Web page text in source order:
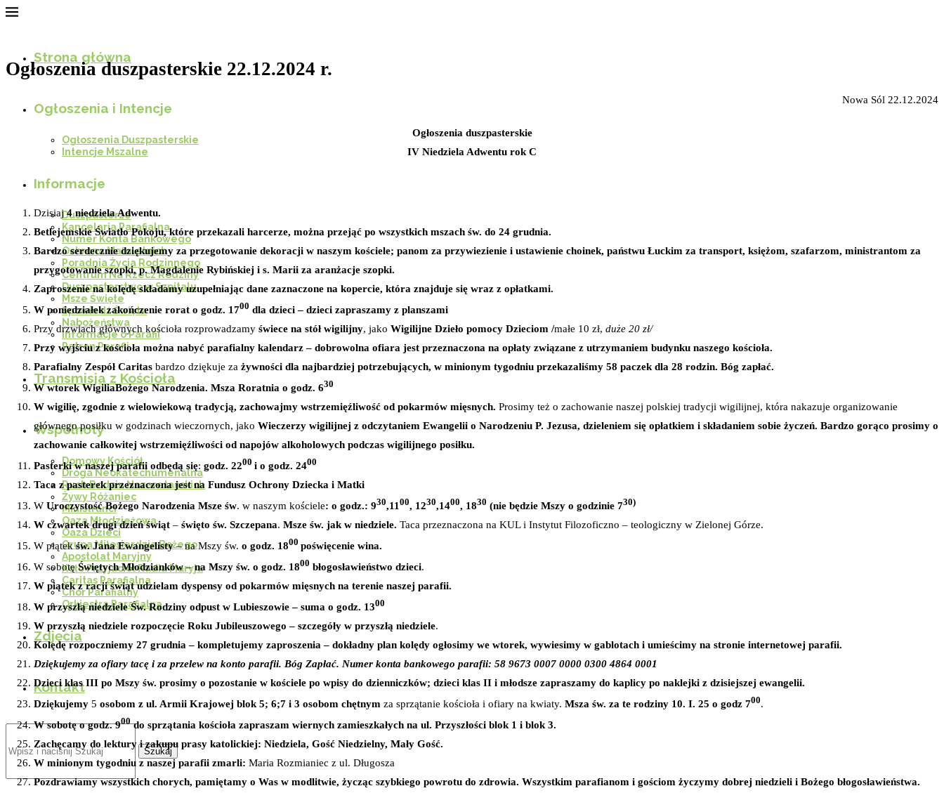
Strona główna
Ogłoszenia i Intencje
Ogłoszenia Duszpasterskie
Intencje Mszalne
Informacje
Duszpasterze
Kancelaria Parafialna
Numer Konta Bankowego
Ochrona Małoletnich
Poradnia Życia Rodzinnego
Centrum Na Rzecz Rodziny
Duszpasterstwo w Szpitalu
Msze Święte
Spowiedź Święta
Nabożeństwa
Informacje o Parafii
Patron Parafii
Transmisja z Kościoła
Wspólnoty
Domowy Kościół
Droga Neokatechumenalna
Ruch Rodzin Nazaretańskich
Żywy Różaniec
Ministranci
Oaza Młodzieżowa
Oaza Dzieci
Grupa Miłosierdzia Bożego
Apostolat Maryjny
Koło Przyjaciół Radia Maryja
Caritas Parafialna
Chór Parafialny
Orkiestra Parafialna
Zdjęcia
Kontakt
Szukaj
Ogłoszenia duszpasterskie 22.12.2024 r.
Nowa Sól 22.12.2024
Ogłoszenia duszpasterskie
IV Niedziela Adwentu rok C
Dzisiaj4 niedziela Adwentu.
Betlejemskie Światło Pokoju, które przekazali harcerze, można przejąć po wszystkich mszach św. do 24 grudnia.
Bardzo serdecznie dziękujemy za przegotowanie dekoracji w naszym kościele; panom za przywiezienie i ustawienie choinek, państwu Łuckim za transport, księżom, szafarzom, ministrantom za
przygotowanie szopki, p. Magdalenie Rybińskiej i s. Marii za aranżacje szopki.
Zaproszenie na kolędę składamy uzupełniając dane zaznaczone na kopercie, która znajduje się wraz z opłatkami.
W poniedziałek zakończenie rorat o godz. 1700 dla dzieci – dzieci zapraszamy z planszami
Przy drzwiach głównych kościoła rozprowadzamy świece na stół wigilijny, jako Wigilijne Dzieło pomocy Dzieciom /małe 10 zł, duże 20 zł/
Przy wyjściu z kościoła można nabyć parafialny kalendarz – dobrowolna ofiara jest przeznaczona na opłaty związane z utrzymaniem budynku naszego kościoła.
Parafialny Zespół Caritas bardzo dziękuje za żywności dla najbardziej potrzebujących, w minionym tygodniu przekazaliśmy 58 paczek dla 28 rodzin. Bóg zapłać.
W wtorek WigiliaBożego Narodzenia. Msza Roratnia o godz. 630
W wigilię, zgodnie z wielowiekową tradycją, zachowajmy wstrzemięźliwość od pokarmów mięsnych. Prosimy też o zachowanie naszej polskiej tradycji wigilijnej, która nakazuje organizowanie
głównego posiłku w godzinach wieczornych, jako Wieczerzy wigilijnej z odczytaniem Ewangelii o Narodzeniu P. Jezusa, dzieleniem się opłatkiem i składaniem sobie życzeń. Bardzo gorąco prosimy o
zachowanie całkowitej wstrzemięźliwości od napojów alkoholowych podczas wigilijnego posiłku.
Pasterki w naszej parafii odbędą się: godz. 2200 i o godz. 2400
Taca z pasterek przeznaczona jest na Fundusz Ochrony Dziecka i Matki
W Uroczystość Bożego Narodzenia Msze św. w naszym kościele: o godz.: 930,11 00, 1230,1400, 1830 (nie będzie Mszy o godzinie 730)
W czwartek drugi dzień świąt – święto św. Szczepana. Msze św. jak w niedziele. Taca przeznaczona na KUL i Instytut Filozoficzno – teologiczny w Zielonej Górze.
W piątekśw. Jana Ewangelisty– na Mszy św. o godz. 1800 poświęcenie wina.
W sobotęŚwiętych Młodzianków–na Mszy św. o godz. 1800 błogosławieństwo dzieci.
W piątek z racji świąt udzielam dyspensy od pokarmów mięsnych na terenie naszej parafii.
W przyszłą niedziele Św. Rodziny odpust w Lubieszowie – suma o godz. 1300
W przyszłą niedziele rozpoczęcie Roku Jubileuszowego – szczegóły w przyszłą niedziele.
Kolędę rozpoczniemy 27 grudnia – kompletujemy zaproszenia – dokładny plan kolędy ogłosimy we wtorek, wywiesimy w gablotach i umieścimy na stronie internetowej parafii.
Dziękujemy za ofiary tacę i za przelew na konto parafii. Bóg Zapłać. Numer konta bankowego parafii: 58 9673 0007 0000 0300 4864 0001
Dzieci klas III po Mszy św. prosimy o pozostanie w kościele po wpisy do dzienniczków; dzieci klas II i młodsze zapraszamy do kaplicy po naklejki z dzisiejszej ewangelii.
Dziękujemy 5 osobom z ul. Armii Krajowej blok 5; 6;7 i 3 osobom chętnym za sprzątanie kościoła i ofiary na kwiaty. Msza św. za te rodziny 10. I. 25 o godz 700.
W sobotę o godz. 900do sprzątania kościoła zapraszam wiernych zamieszkałych na ul. Przyszłości blok 1 i blok 3.
Zachęcamy do lektury i zakupu prasy katolickiej: Niedziela, Gość Niedzielny, Mały Gość.
W minionym tygodniu z naszej parafii zmarli: Maria Rozmianiec z ul. Długosza
Pozdrawiamy wszystkich chorych, pamiętamy o Was w modlitwie, życząc szybkiego powrotu do zdrowia. Wszystkim parafianom i gościom życzymy dobrej niedzieli i Bożego błogosławieństwa.